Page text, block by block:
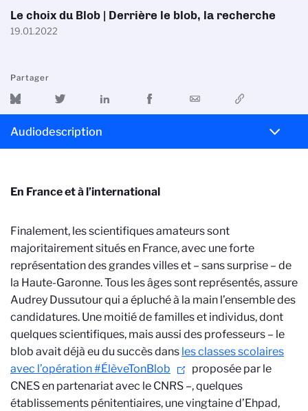
Le choix du Blob | Derrière le blob, la recherche
19.01.2022
Partager
Audiodescription
En France et à l’international
Finalement, les scientifiques amateurs sont
majoritairement situés en France, avec une forte
représentation des grandes villes et – sans surprise – de
la Haute-Garonne. Tous les âges sont représentés, assure
Audrey Dussutour qui a épluché à la main l’ensemble des
candidatures. Une moitié de familles et individus, dont
quelques scientifiques, mais aussi des professeurs – le
blob avait déjà eu du succès dans les classes scolaires
avec l’opération #ÉlèveTonBlob
proposée par le
CNES en partenariat avec le CNRS –, quelques
établissements pénitentiaires, une vingtaine d’Ehpad,